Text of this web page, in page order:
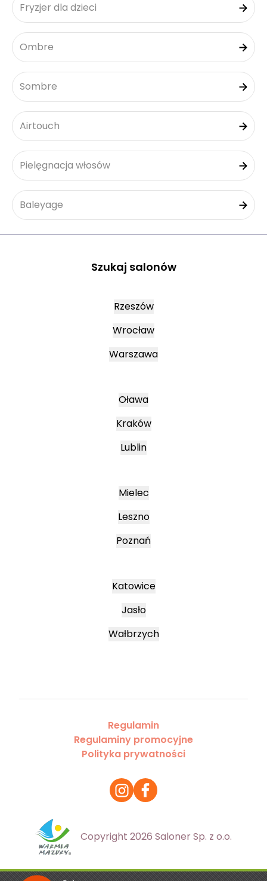
Fryzjer dla dzieci
Ombre
Sombre
Airtouch
Pielęgnacja włosów
Baleyage
Szukaj salonów
Rzeszów
Wrocław
Warszawa
Oława
Kraków
Lublin
Mielec
Leszno
Poznań
Katowice
Jasło
Wałbrzych
Regulamin
Regulaminy promocyjne
Polityka prywatności
Copyright 2026 Saloner Sp. z o.o.